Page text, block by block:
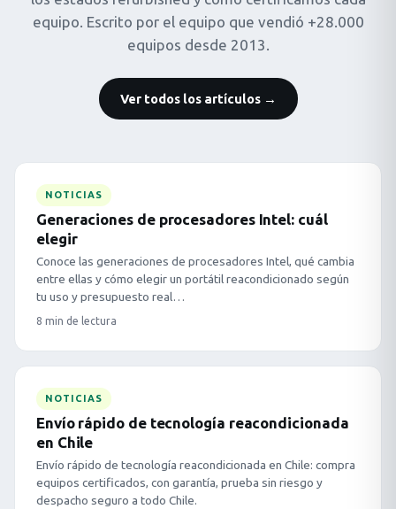
equipo. Escrito por el equipo que vendió +28.000
equipos desde 2013.
Ver todos los artículos →
NOTICIAS
Generaciones de procesadores Intel: cuál
elegir
Conoce las generaciones de procesadores Intel, qué cambia
entre ellas y cómo elegir un portátil reacondicionado según
tu uso y presupuesto real…
8 min de lectura
NOTICIAS
Envío rápido de tecnología reacondicionada
en Chile
Envío rápido de tecnología reacondicionada en Chile: compra
equipos certificados, con garantía, prueba sin riesgo y
despacho seguro a todo Chile.